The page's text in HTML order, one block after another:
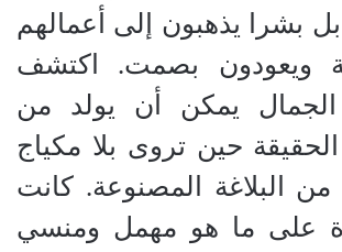
بشرا يذهبون إلى أعمالهم
ويعودون بصمت. اكتشف
الجمال يمكن أن يولد من
حين تروى بلا مكياج
البلاغة المصنوعة. كانت
على ما هو مهمل ومنسي